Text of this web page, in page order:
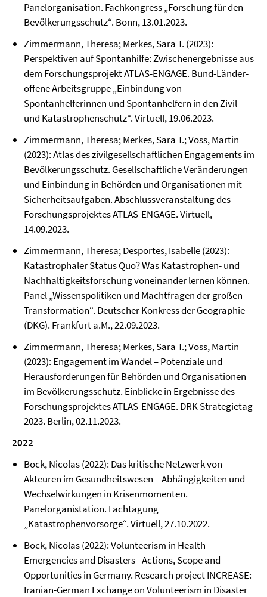
Panelorganisation. Fachkongress „Forschung für den
Bevölkerungsschutz“. Bonn, 13.01.2023.
Zimmermann, Theresa; Merkes, Sara T. (2023):
Perspektiven auf Spontanhilfe: Zwischenergebnisse aus
dem Forschungsprojekt ATLAS-ENGAGE. Bund-Länder-
offene Arbeitsgruppe „Einbindung von
Spontanhelferinnen und Spontanhelfern in den Zivil-
und Katastrophenschutz“. Virtuell, 19.06.2023.
Zimmermann, Theresa; Merkes, Sara T.; Voss, Martin
(2023): Atlas des zivilgesellschaftlichen Engagements im
Bevölkerungsschutz. Gesellschaftliche Veränderungen
und Einbindung in Behörden und Organisationen mit
Sicherheitsaufgaben. Abschlussveranstaltung des
Forschungsprojektes ATLAS-ENGAGE. Virtuell,
14.09.2023.
Zimmermann, Theresa; Desportes, Isabelle (2023):
Katastrophaler Status Quo? Was Katastrophen- und
Nachhaltigkeitsforschung voneinander lernen können.
Panel „Wissenspolitiken und Machtfragen der großen
Transformation“. Deutscher Konkress der Geographie
(DKG). Frankfurt a.M., 22.09.2023.
Zimmermann, Theresa; Merkes, Sara T.; Voss, Martin
(2023): Engagement im Wandel – Potenziale und
Herausforderungen für Behörden und Organisationen
im Bevölkerungsschutz. Einblicke in Ergebnisse des
Forschungsprojektes ATLAS-ENGAGE. DRK Strategietag
2023. Berlin, 02.11.2023.
2022
Bock, Nicolas (2022): Das kritische Netzwerk von
Akteuren im Gesundheitswesen – Abhängigkeiten und
Wechselwirkungen in Krisenmomenten.
Panelorganistation. Fachtagung
„Katastrophenvorsorge“. Virtuell, 27.10.2022.
Bock, Nicolas (2022): Volunteerism in Health
Emergencies and Disasters - Actions, Scope and
Opportunities in Germany. Research project INCREASE:
Iranian-German Exchange on Volunteerism in Disaster